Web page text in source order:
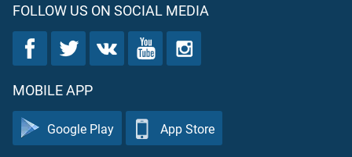
FOLLOW US ON SOCIAL MEDIA
MOBILE APP
Google Play App Store